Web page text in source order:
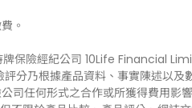
。
保險經紀公司 10Life Financial
分乃根據產品資料、事實陳述以及
司任何形式之合作或所獲得費用影響